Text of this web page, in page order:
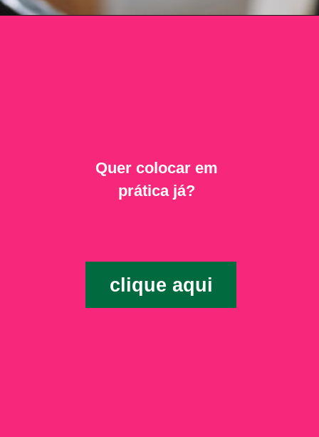
Quer colocar em
prática já?
clique aqui